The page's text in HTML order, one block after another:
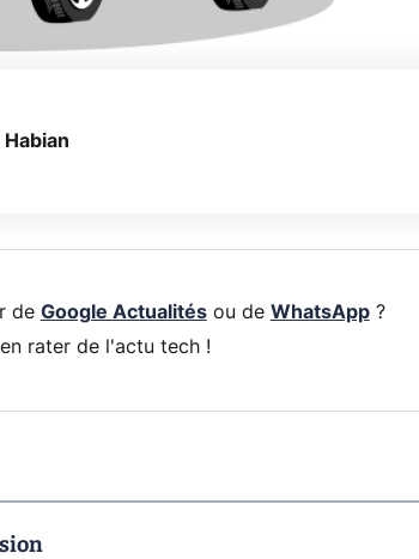
de Google Actualitésou de WhatsApp?
rater de l'actu tech !